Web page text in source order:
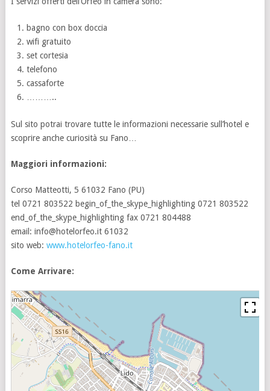
bagno con box doccia
wifi gratuito
set cortesia
telefono
cassaforte
………..
Sul sito potrai trovare tutte le informazioni necessarie sull’hotel e
scoprire anche curiosità su Fano…
Maggiori informazioni:
Corso Matteotti, 5 61032 Fano (PU)
tel 0721 803522 begin_of_the_skype_highlighting 0721 803522
end_of_the_skype_highlightingfax 0721 804488
email: info@hotelorfeo.it61032
sito web: www.hotelorfeo-fano.it
Come Arrivare: